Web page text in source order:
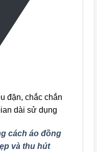
đặn, chắc chắn
dài sử dụng
cách áo đồng
và thu hút